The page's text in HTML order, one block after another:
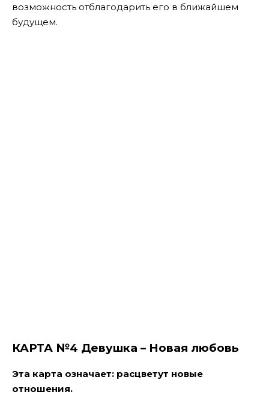
возможность отблагодарить его в ближайшем
будущем.
КАРТА №4 Девушка – Новая любовь
Эта карта означает: расцветут новые
отношения.